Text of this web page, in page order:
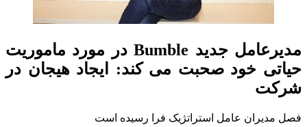
مدیرعامل جدید Bumble در مورد ماموریت
حیاتی خود صحبت می کند: ایجاد هیجان در
شرکت
فصل مدیران عامل استراتژیک فرا رسیده است